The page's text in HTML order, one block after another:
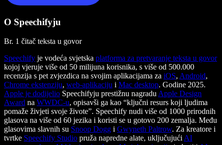
O Speechifyju
Br. 1 čitač teksta u govor
Speechify je vodeća svjetska platforma za pretvaranje teksta u govor
kojoj vjeruje više od 50 milijuna korisnika, s više od 500.000
recenzija s pet zvjezdica na svojim aplikacijama za iOS, Android,
Chrome ekstenziju, web-aplikaciju i Mac desktop. Godine 2025.
Apple je dodijelio Speechifyju prestižnu nagradu Apple Design
Award na WWDC-u, opisavši ga kao “ključni resurs koji ljudima
pomaže živjeti svoje živote”. Speechify nudi više od 1000 prirodnih
glasova na više od 60 jezika i koristi se u gotovo 200 zemalja. Među
glasovima slavnih su Snoop Dogg i Gwyneth Paltrow. Za kreatore i
tvrtke Speechify Studio pruža napredne alate, uključujući AI